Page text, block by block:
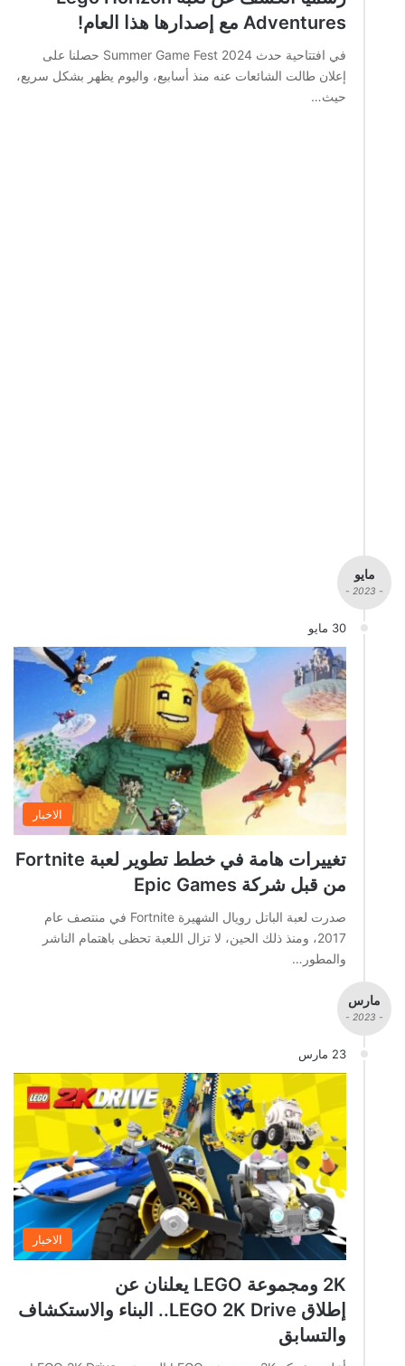
Adventures مع إصدارها هذا العام!
في افتتاحية حدث Summer Game Fest 2024 حصلنا على
إعلان طالت الشائعات عنه منذ أسابيع، واليوم يظهر بشكل سريع،
حيث…
مايو
- 2023 -
30 مايو
الاخبار
تغييرات هامة في خطط تطوير لعبة Fortnite
من قبل شركة Epic Games
صدرت لعبة الباتل رويال الشهيرة Fortnite في منتصف عام
2017، ومنذ ذلك الحين، لا تزال اللعبة تحظى باهتمام الناشر
والمطور…
مارس
- 2023 -
23 مارس
الاخبار
2K ومجموعة LEGO يعلنان عن
إطلاق LEGO 2K Drive.. البناء والاستكشاف
والتسابق